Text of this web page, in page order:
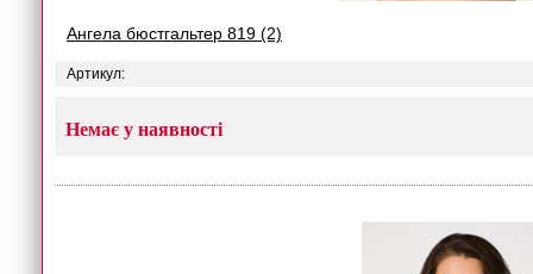
Ангела бюстгальтер 819 (2)
Артикул:
Немає у наявності